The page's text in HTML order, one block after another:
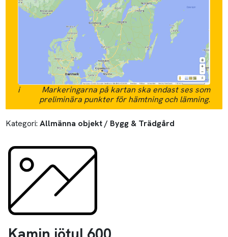
i
Markeringarna på kartan ska endast ses som
preliminära punkter för hämtning och lämning.
Kategori: Allmänna objekt / Bygg & Trädgård